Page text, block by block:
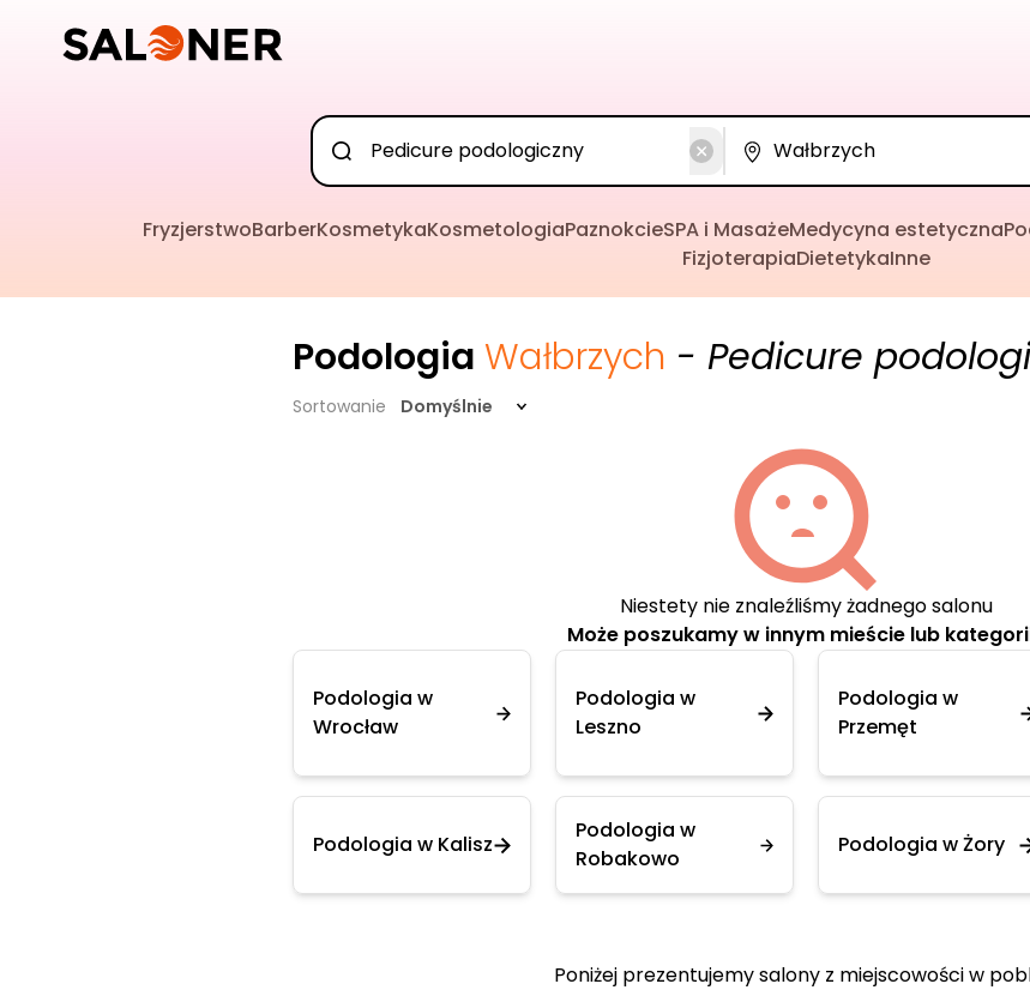
FryzjerstwoBarberKosmetykaKosmetologiaPaznokcieSPA i MasażeMedycyna estetyczna
FizjoterapiaDietetykaInne
Podologia Wałbrzych - Pedicure
Sortowanie Domyślnie
Niestety nie znaleźliśmy żadnego salonu
Może poszukamy w innym mieście lub
Podologia w
Wrocław
Podologia w
Leszno
Podologia w
Przemęt
Podologia w Kalisz
Podologia w
Robakowo
Podologia w Żory
Poniżej prezentujemy salony z miejscowości w